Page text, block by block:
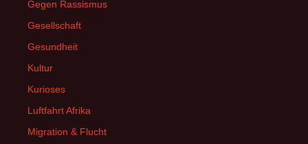
Gegen Rassismus
Gesellschaft
Gesundheit
Kultur
Kurioses
Luftfahrt Afrika
Migration & Flucht